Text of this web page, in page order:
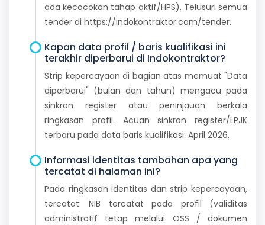
ada kecocokan tahap aktif/HPS). Telusuri semua
tender di https://indokontraktor.com/tender.
Kapan data profil / baris kualifikasi ini
terakhir diperbarui di Indokontraktor?
Strip kepercayaan di bagian atas memuat "Data
diperbarui" (bulan dan tahun) mengacu pada
sinkron register atau peninjauan berkala
ringkasan profil. Acuan sinkron register/LPJK
terbaru pada data baris kualifikasi: April 2026.
Informasi identitas tambahan apa yang
tercatat di halaman ini?
Pada ringkasan identitas dan strip kepercayaan,
tercatat: NIB tercatat pada profil (validitas
administratif tetap melalui OSS / dokumen